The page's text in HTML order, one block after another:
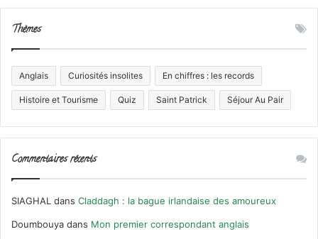
Thèmes
Anglais Curiosités insolites En chiffres : les records
Histoire et Tourisme Quiz Saint Patrick Séjour Au Pair
Commentaires récents
SIAGHAL dans Claddagh : la bague irlandaise des amoureux
Doumbouya dans Mon premier correspondant anglais